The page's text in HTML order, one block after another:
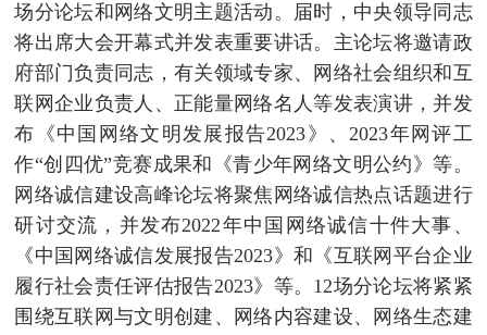
场分论坛和网络文明主题活动。届时，中央领导同志
将出席大会开幕式并发表重要讲话。主论坛将邀请政
府部门负责同志，有关领域专家、网络社会组织和互
联网企业负责人、正能量网络名人等发表演讲，并发
布《中国网络文明发展报告2023》、2023年网评工
作“创四优”竞赛成果和《青少年网络文明公约》等。
网络诚信建设高峰论坛将聚焦网络诚信热点话题进行
研讨交流，并发布2022年中国网络诚信十件大事、
《中国网络诚信发展报告2023》和《互联网平台企业
履行社会责任评估报告2023》等。12场分论坛将紧紧
围绕互联网与文明创建、网络内容建设、网络生态建